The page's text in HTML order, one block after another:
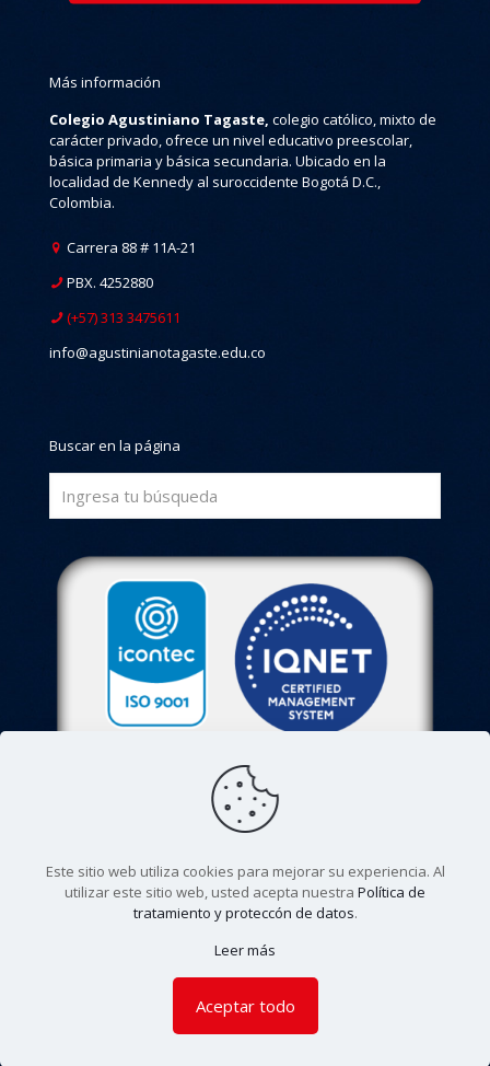
Más información
Colegio Agustiniano Tagaste, colegio católico, mixto de
carácter privado, ofrece un nivel educativo preescolar,
básica primaria y básica secundaria. Ubicado en la
localidad de Kennedy al suroccidente Bogotá D.C.,
Colombia.
Carrera 88 # 11A-21
PBX. 4252880
(+57) 313 3475611
info@agustinianotagaste.edu.co
Buscar en la página
© 2022. Colegio Agustiniano Tagaste. Todos los derechos
Este sitio web utiliza cookies para mejorar su experiencia. Al
utilizar este sitio web, usted acepta nuestra Política de
tratamiento y proteccón de datos.
Leer más
Aceptar todo